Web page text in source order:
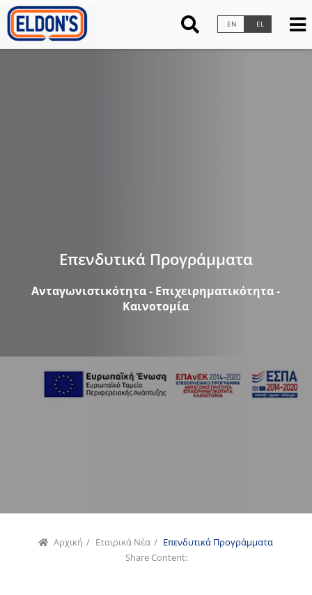
×
EN EL
Επενδυτικά Προγράμματα
Ανταγωνιστικότητα - Επιχειρηματικότητα -
Καινοτομία
Αρχική / Εταιρικά Νέα / Επενδυτικά Προγράμματα
Share Content: